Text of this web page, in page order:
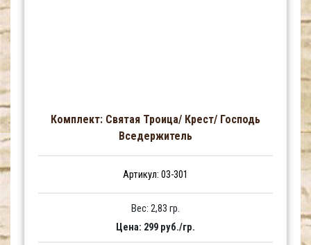
Комплект: Святая Троица/ Крест/ Господь
Вседержитель
Артикул: 03-301
Вес: 2,83 гр.
Цена: 299 руб./гр.